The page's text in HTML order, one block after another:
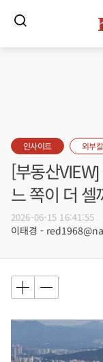
인사이트 외부
[부동산
느 쪽이 더 셀
2026-06-15 16:41:55
이태경 -